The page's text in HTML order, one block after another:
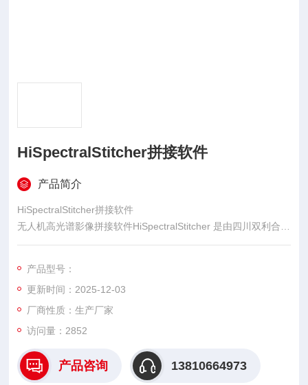
HiSpectralStitcher拼接软件
产品简介
HiSpectralStitcher拼接软件
无人机高光谱影像拼接软件HiSpectralStitcher 是由四川双利合谱
科技有限公司联合中国科学院遥感与数字地球研究所张兵团队针
产品型号：
更新时间：2025-12-03
厂商性质：生产厂家
访问量：2852
产品咨询 13810664973